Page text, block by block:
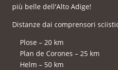
più belle dell'Alto Adige!
Distanze dai comprensori
Plose – 20 km
Plan de Corones – 25 km
Helm – 50 km